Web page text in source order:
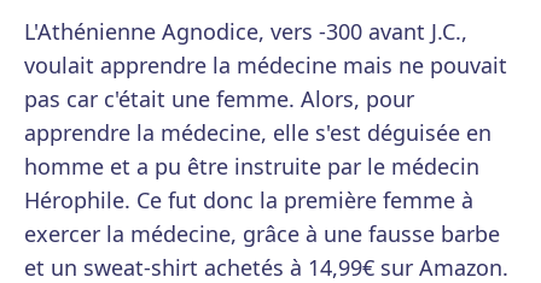
L'Athénienne Agnodice, vers -300 avant J.C.,
voulait apprendre la médecine mais ne pouvait
pas car c'était une femme. Alors, pour
apprendre la médecine, elle s'est déguisée en
homme et a pu être instruite par le médecin
Hérophile. Ce fut donc la première femme à
exercer la médecine, grâce à une fausse barbe
et un sweat-shirt achetés à 14,99€ sur Amazon.